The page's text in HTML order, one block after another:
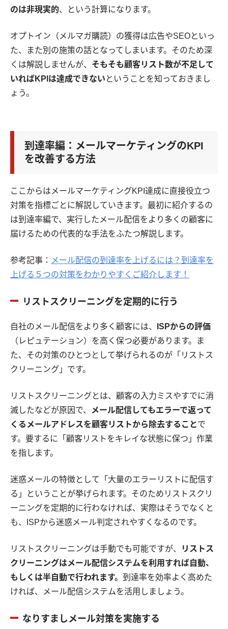
のは非現実的、という計算になります。
オプトイン（メルマガ購読）の獲得は広告やSEOといっ
た、また別の施策の話となってしまいます。そのため深
くは解説しませんが、 そもそも顧客リスト数が不足して
いればKPIは達成できない ということを知っておきまし
ょう。
到達率編：メールマーケティングのKPI
を改善する方法
ここからはメールマーケティングKPI達成に直接役立つ
対策を指標ごとに解説していきます。最初に紹介するの
は到達率編で、実行したメール配信をより多くの顧客に
届けるための代表的な手法をふたつ解説します。
参考記事： メール配信の到達率を上げるには？到達率を
上げる５つの対策をわかりやすくご紹介します！
リストスクリーニングを定期的に行う
自社のメール配信をより多く顧客には、
ISPからの評価
（レピュテーション）を高く保つ必要があります。ま
た、その対策のひとつとして挙げられるのが「リストス
クリーニング」です。
リストスクリーニングとは、顧客の入力ミスやすでに消
滅したなどが原因で、
メール配信してもエラーで返って
くるメールアドレスを顧客リストから除去することで
す。要するに「顧客リストをキレイな状態に保つ」作業
を指します。
迷惑メールの特徴として「大量のエラーリストに配信す
る」ということが挙げられます。そのためリストスクリ
ーニングを定期的に行わなければ、実際はそうでなくと
も、ISPから迷惑メール判定されやすくなるのです。
リストスクリーニングは手動でも可能ですが、
リストス
クリーニングはメール配信システムを利用すれば自動、
もしくは半自動で行われます。 到達率を効率よく高めた
ければ、メール配信システムを活用しましょう。
なりすましメール対策を実施する